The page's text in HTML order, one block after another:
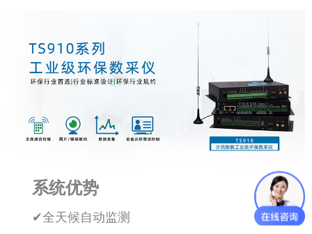
系统优势
✔全天候自动监测